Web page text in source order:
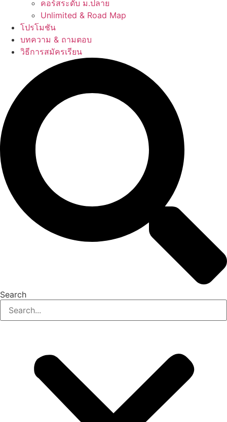
คอร์สระดับ ม.ปลาย
Unlimited & Road Map
โปรโมชัน
บทความ & ถามตอบ
วิธีการสมัครเรียน
Search